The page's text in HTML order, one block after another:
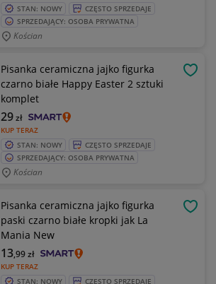
STAN: NOWY
CZĘSTO SPRZEDAJE
SPRZEDAJĄCY: OSOBA PRYWATNA
Kościan
Pisanka ceramiczna jajko figurka
czarno białe Happy Easter 2 sztuki
komplet
KUP TERAZ
29zł
STAN: NOWY
CZĘSTO SPRZEDAJE
SPRZEDAJĄCY: OSOBA PRYWATNA
Kościan
Pisanka ceramiczna jajko figurka
paski czarno białe kropki jak La
Mania New
KUP TERAZ
13,99zł
STAN: NOWY
CZĘSTO SPRZEDAJE